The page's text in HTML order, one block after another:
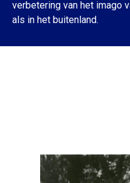
verbetering van het imago
als in het buitenland.